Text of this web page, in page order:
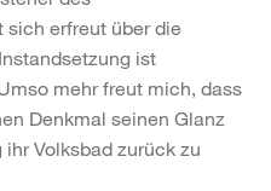
erfreut über die
ist
mehr freut mich, dass
Denkmal seinen Glanz
Volksbad zurück zu